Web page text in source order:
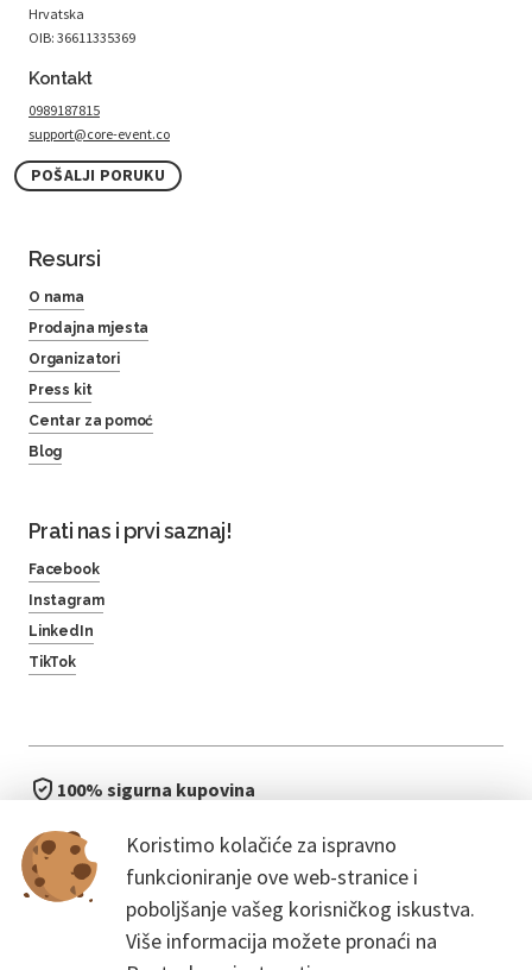
Koristimo kolačiće za ispravno
funkcioniranje ove web-stranice i
poboljšanje vašeg korisničkog iskustva.
Više informacija možete pronaći na
Hrvatska
OIB: 36611335369
Kontakt
0989187815
support@core-event.co
POŠALJI PORUKU
Resursi
O nama
Prodajna mjesta
Organizatori
Press kit
Centar za pomoć
Blog
Prati nas i prvi saznaj!
Facebook
Instagram
LinkedIn
TikTok
100% sigurna kupovina
bez čekanja u redu